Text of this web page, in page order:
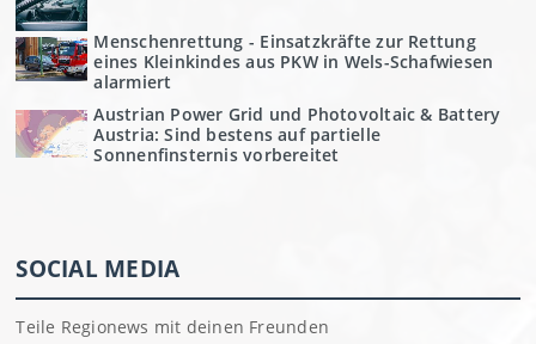
Menschenrettung - Einsatzkräfte zur Rettung
eines Kleinkindes aus PKW in Wels-Schafwiesen
alarmiert
Austrian Power Grid und Photovoltaic & Battery
Austria: Sind bestens auf partielle
Sonnenfinsternis vorbereitet
SOCIAL MEDIA
Teile Regionews mit deinen Freunden